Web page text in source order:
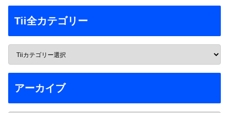
Tii全カテゴリー
アーカイブ